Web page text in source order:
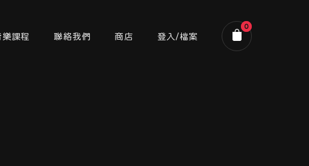
樂課程 聯絡我們 商店 登入/檔案
0